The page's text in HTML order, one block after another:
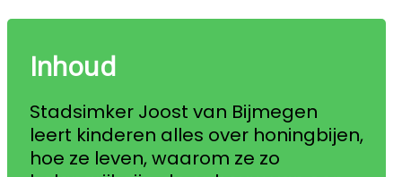
Inhoud
Stadsimker Joost van Bijmegen
leert kinderen alles over honingbijen,
hoe ze leven, waarom ze zo